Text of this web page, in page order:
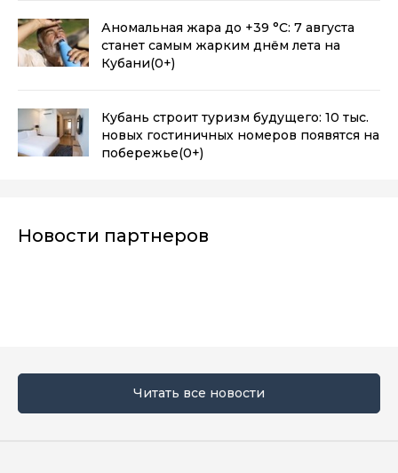
Аномальная жара до +39 °C: 7 августа
станет самым жарким днём лета на
Кубани(0+)
Кубань строит туризм будущего: 10 тыс.
новых гостиничных номеров появятся на
побережье(0+)
Новости партнеров
Читать все новости